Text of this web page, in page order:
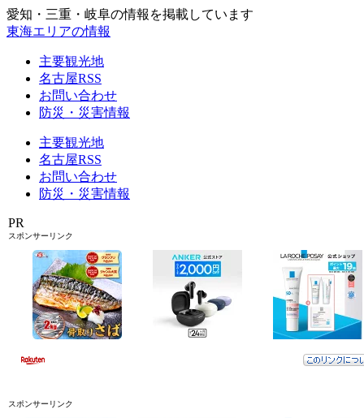
愛知・三重・岐阜の情報を掲載しています
東海エリアの情報
主要観光地
名古屋RSS
お問い合わせ
防災・災害情報
主要観光地
名古屋RSS
お問い合わせ
防災・災害情報
PR
スポンサーリンク
スポンサーリンク